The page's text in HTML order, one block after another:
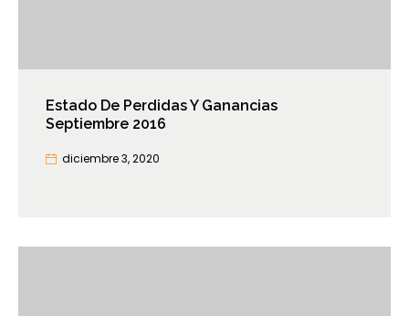
Estado De Perdidas Y Ganancias
Septiembre 2016
diciembre 3, 2020